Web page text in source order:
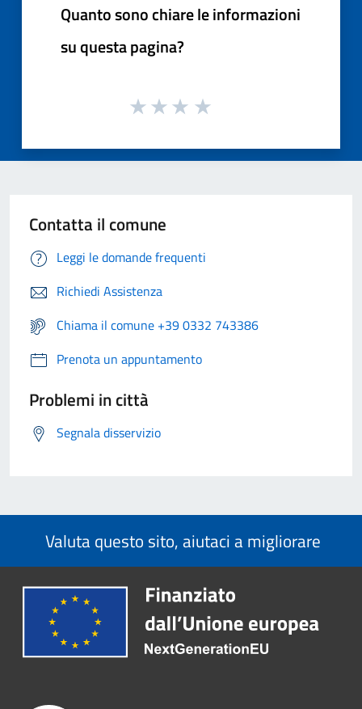
Quanto sono chiare le informazioni
su questa pagina?
Contatta il comune
Leggi le domande frequenti
Richiedi Assistenza
Chiama il comune +39 0332 743386
Prenota un appuntamento
Problemi in città
Segnala disservizio
Valuta questo sito, aiutaci a migliorare